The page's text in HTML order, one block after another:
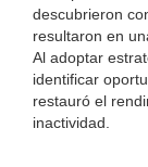
descubrieron
resultaron en
Al adoptar
identificar
restauró el
inactividad.